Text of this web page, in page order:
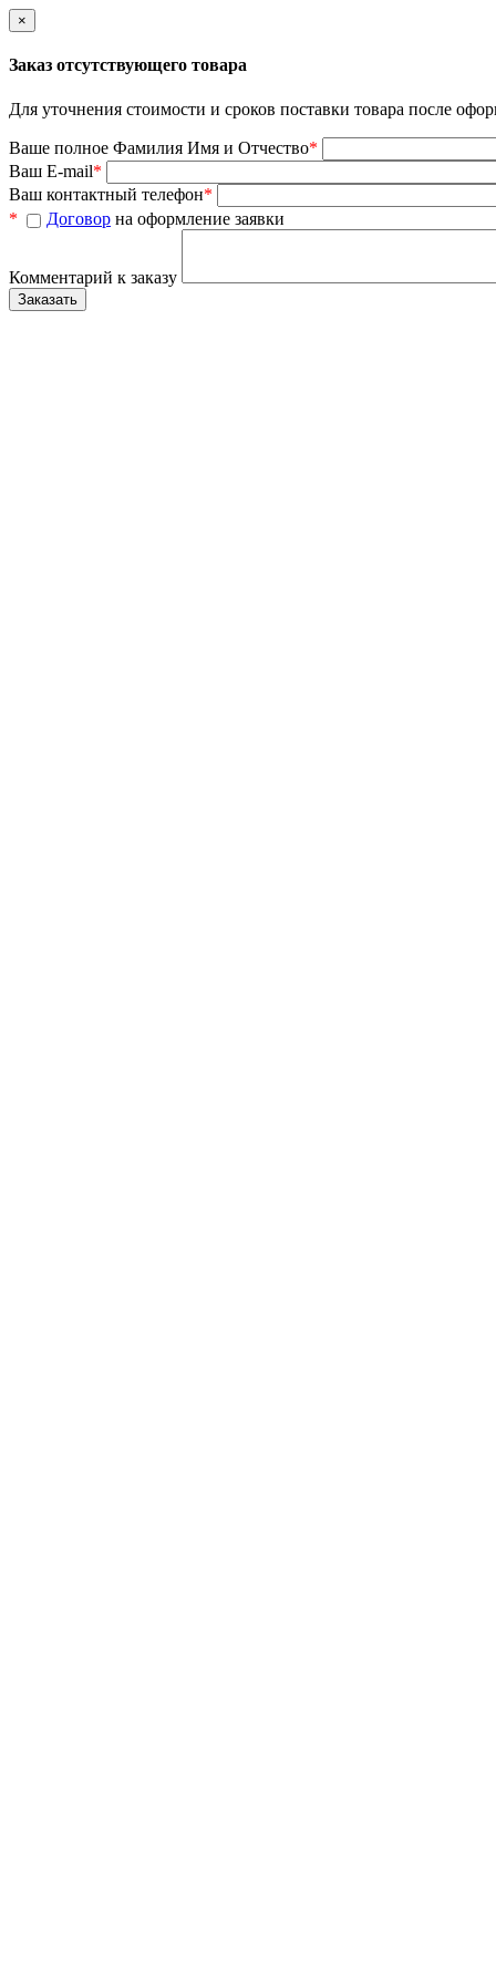
×
Заказ отсутствующего товара
Для уточнения стоимости и сроков поставки товара после
Ваше полное Фамилия Имя и Отчество*
Ваш E-mail*
Ваш контактный телефон*
*
Договор на оформление заявки
Комментарий к заказу